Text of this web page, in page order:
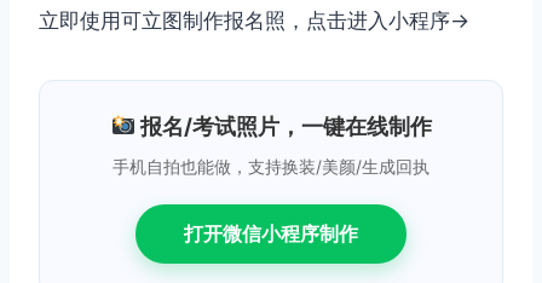
立即使用可立图制作报名照，点击进入小程序→
报名/考试照片，一键在线制作
手机自拍也能做，支持换装/美颜/生成回执
打开微信小程序制作